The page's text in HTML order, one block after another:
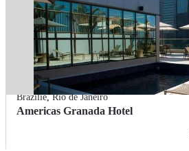
Brazílie,Rio de Janeiro
Americas Granada Hotel